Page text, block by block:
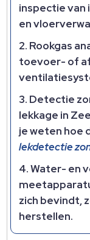
inspectie van
en
Rookgas
toevoer- of
Detectie
lekkage in
je weten hoe
lekdetectie
Water- en
zich bevindt,
herstellen.